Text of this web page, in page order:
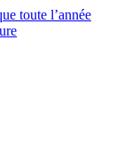
toute l’année